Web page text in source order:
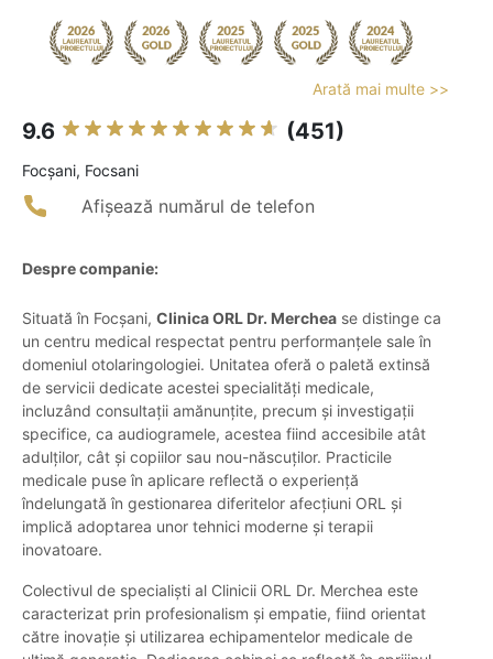
Arată mai multe >>
9.6 (451)
Focşani, Focsani
Afișează numărul de telefon
Despre companie:
Situată în Focșani, Clinica ORL Dr. Merchea se distinge ca
un centru medical respectat pentru performanțele sale în
domeniul otolaringologiei. Unitatea oferă o paletă extinsă
de servicii dedicate acestei specialități medicale,
incluzând consultații amănunțite, precum și investigații
specifice, ca audiogramele, acestea fiind accesibile atât
adulților, cât și copiilor sau nou-născuților. Practicile
medicale puse în aplicare reflectă o experiență
îndelungată în gestionarea diferitelor afecțiuni ORL și
implică adoptarea unor tehnici moderne și terapii
inovatoare.
Colectivul de specialiști al Clinicii ORL Dr. Merchea este
caracterizat prin profesionalism și empatie, fiind orientat
către inovație și utilizarea echipamentelor medicale de